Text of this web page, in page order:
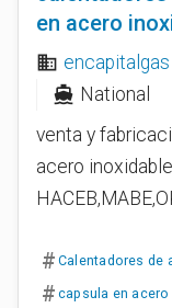
en acero
business encapitalgas
directions_boat National
venta y
acero
# Calentadores de
# capsula en